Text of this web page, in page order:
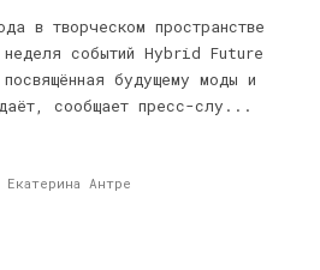
в творческом пространстве
событий Hybrid Future
будущему моды и
сообщает пресс-слу...
Екатерина Антре